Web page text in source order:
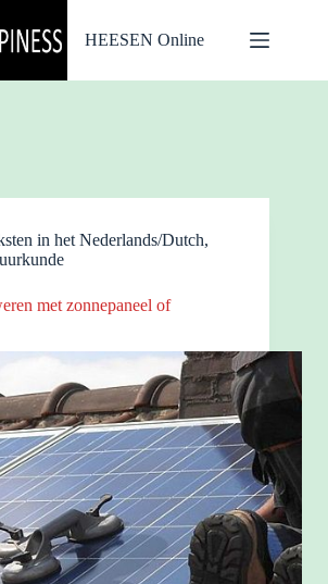
HEESEN Online
in het Nederlands/Dutch,
met zonnepaneel of